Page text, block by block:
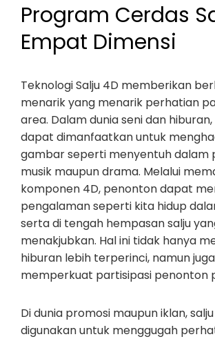
Program Cerdas
Empat Dimensi
Teknologi Salju 4D memberikan
menarik yang menarik perhatian
area. Dalam dunia seni dan
dapat dimanfaatkan untuk
gambar seperti menyentuh dalam
musik maupun drama. Melalui
komponen 4D, penonton dapat
pengalaman seperti kita hidup
serta di tengah hempasan salju
menakjubkan. Hal ini tidak hanya
hiburan lebih terperinci, namun juga
memperkuat partisipasi penonton
Di dunia promosi maupun iklan,
digunakan untuk menggugah